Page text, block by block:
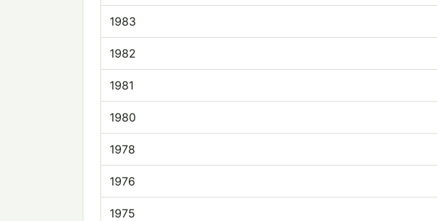
1983
1982
1981
1980
1978
1976
1975